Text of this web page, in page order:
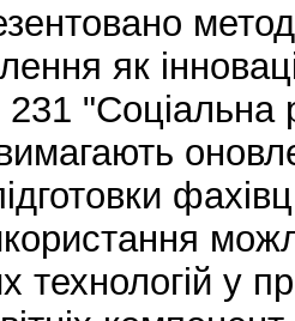
як
231
технологій у